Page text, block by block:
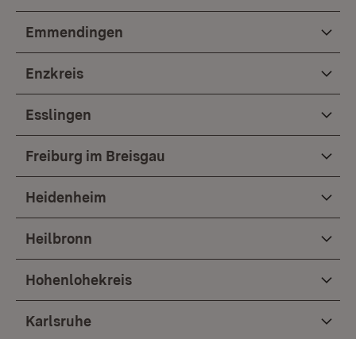
Emmendingen
Enzkreis
Esslingen
Freiburg im Breisgau
Heidenheim
Heilbronn
Hohenlohekreis
Karlsruhe